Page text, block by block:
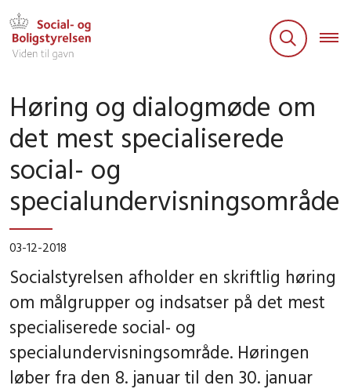
Høring og dialogmøde om
det mest specialiserede
social- og
specialundervisningsområde
03-12-2018
Socialstyrelsen afholder en skriftlig høring
om målgrupper og indsatser på det mest
specialiserede social- og
specialundervisningsområde. Høringen
løber fra den 8. januar til den 30. januar